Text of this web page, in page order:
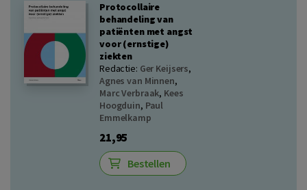
Protocollaire
behandeling van
patiënten met angst
voor (ernstige)
ziekten
Redactie: Ger Keijsers,
Agnes van Minnen,
Marc Verbraak, Kees
Hoogduin, Paul
Emmelkamp
21,95
Bestellen